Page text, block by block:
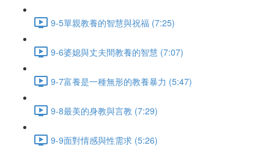
9-5單親教養的智慧與祝福 (7:25)
9-6婆媳與丈夫間教養的智慧 (7:07)
9-7富養是一種無形的教養暴力 (5:47)
9-8最美的身教與言教 (7:29)
9-9面對情感與性需求 (5:26)